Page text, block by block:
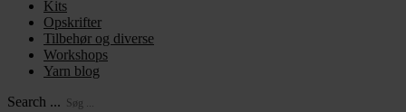
Kits
Opskrifter
Tilbehør og diverse
Workshops
Yarn blog
Search ...